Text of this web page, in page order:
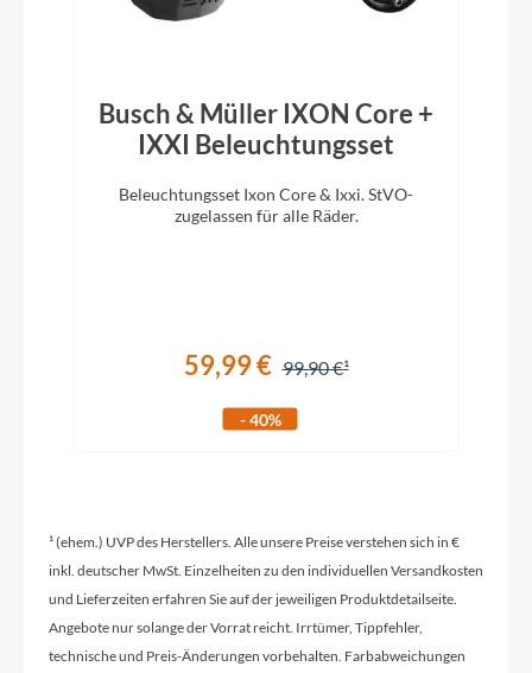
Gravelbike
Formula cartridge bearing, 12x142mm
Schaltwerk
Shimano GRX 820, Shadow RD+
Rahmenmaterial
Busch & Müller IXON Core +
IXXI Beleuchtungsset
Beleuchtungsset Ixon Core & Ixxi. StVO-
zugelassen für alle Räder.
59,99 € 99,90 €
- 40%
¹ (ehem.) UVP des Herstellers. Alle unsere Preise verstehen sich in €
inkl. deutscher MwSt. Einzelheiten zu den individuellen Versandkosten
und Lieferzeiten erfahren Sie auf der jeweiligen Produktdetailseite.
Angebote nur solange der Vorrat reicht. Irrtümer, Tippfehler,
technische und Preis-Änderungen vorbehalten. Farbabweichungen